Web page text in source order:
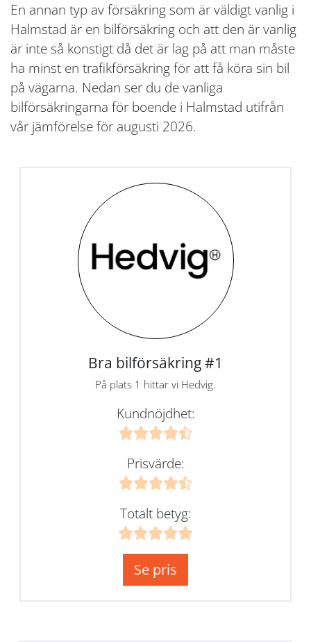
En annan typ av försäkring som är väldigt vanlig i
Halmstad är en bilförsäkring och att den är vanlig
är inte så konstigt då det är lag på att man måste
ha minst en trafikförsäkring för att få köra sin bil
på vägarna. Nedan ser du de vanliga
bilförsäkringarna för boende i Halmstad utifrån
vår jämförelse för augusti 2026.
Bra bilförsäkring #1
På plats 1 hittar vi Hedvig.
Kundnöjdhet:
Prisvärde:
Totalt betyg:
Se pris